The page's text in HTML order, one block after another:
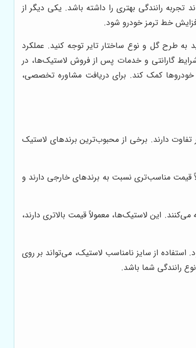
تجربه رانندگی بهتری را داشته باشد. یکی دیگر از
خط ترمز خودرو شود.
طرح گل و نوع ساختار تایر توجه کنید. عملکرد
گارانتی و خدمات پس از فروش لاستیک‌ها، در
خودروها کمک کند. برای دریافت مشاوره تخصصی،
دارند. برخی از محبوب‌ترین برندهای لاستیک
قیمت مناسب‌تری نسبت به برندهای خارجی دارند و
این لاستیک‌ها، معمولاً قیمت بالاتری دارند،
از سایز نامناسب لاستیک، می‌تواند بر روی
رانندگی شما باشد.